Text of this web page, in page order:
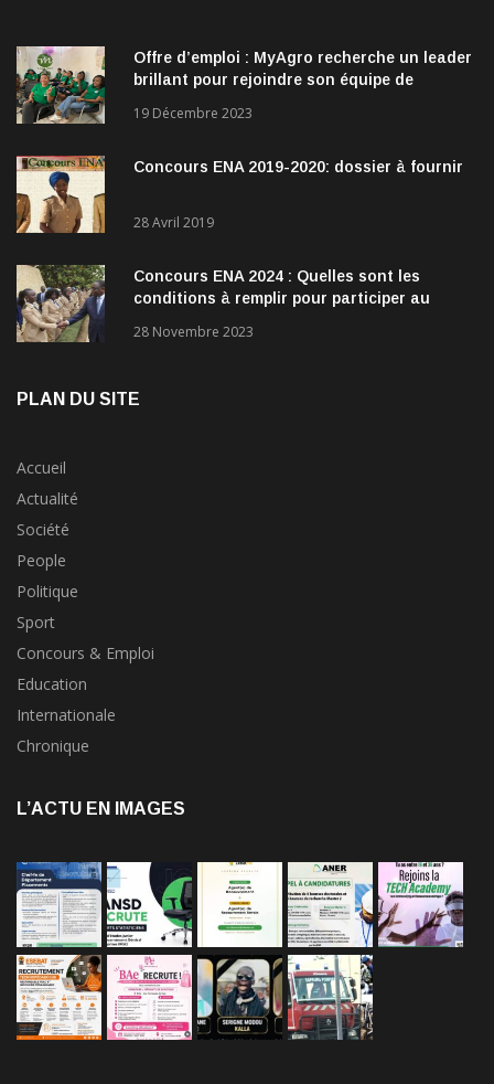
Offre d’emploi : MyAgro recherche un leader
brillant pour rejoindre son équipe de
19 Décembre 2023
Concours ENA 2019-2020: dossier à fournir
28 Avril 2019
Concours ENA 2024 : Quelles sont les
conditions à remplir pour participer au
28 Novembre 2023
PLAN DU SITE
Accueil
Actualité
Société
People
Politique
Sport
Concours & Emploi
Education
Internationale
Chronique
L’ACTU EN IMAGES